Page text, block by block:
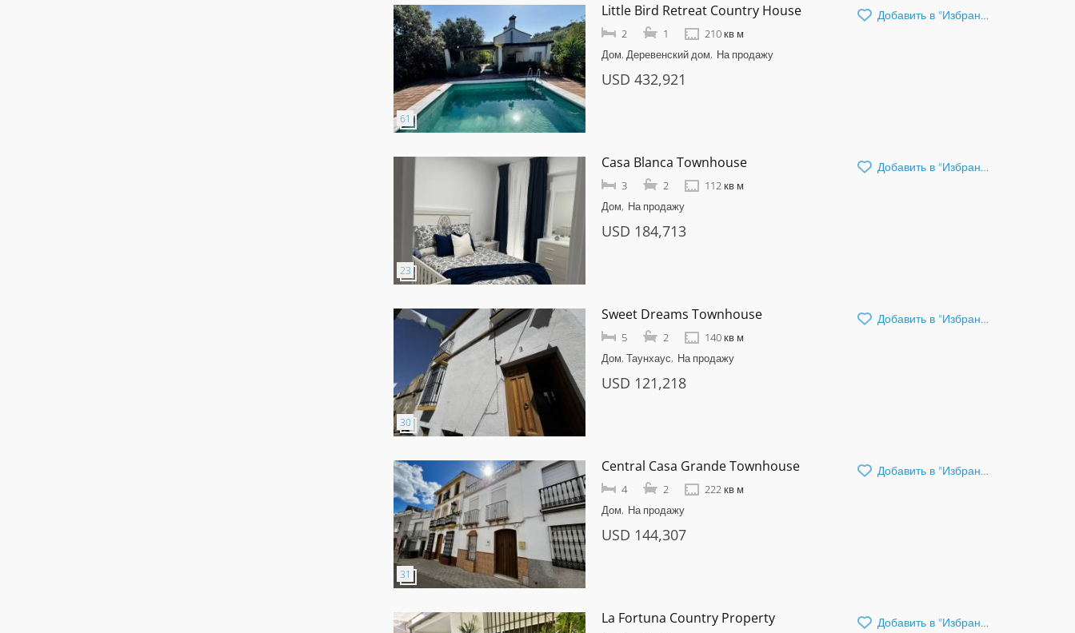
Добавить в "Избранное"
Little Bird Retreat Country House
2 1
210 кв м
Дом, Деревенский дом На продажу
USD 432,921
Добавить в "Избранное"
Casa Blanca Townhouse
3 2
112 кв м
Дом На продажу
USD 184,713
Добавить в "Избранное"
Sweet Dreams Townhouse
5 2
140 кв м
Дом, Таунхаус На продажу
USD 121,218
Добавить в "Избранное"
Central Casa Grande Townhouse
4 2
222 кв м
Дом На продажу
USD 144,307
Добавить в "Избранное"
La Fortuna Country Property